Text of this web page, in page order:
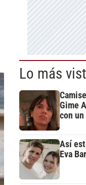
Lo más
Gime
con
Así
Eva